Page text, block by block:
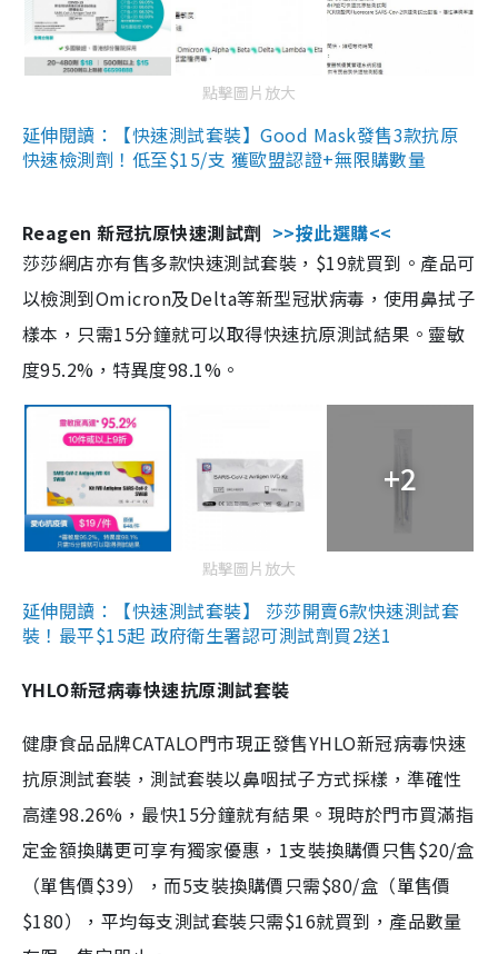
點擊圖片放大
延伸閱讀：【快速測試套裝】Good Mask發售3款抗原
快速檢測劑！低至$15/支 獲歐盟認證+無限購數量
Reagen 新冠抗原快速測試劑 >>按此選購<<
莎莎網店亦有售多款快速測試套裝，$19就買到。產品可
以檢測到Omicron及Delta等新型冠狀病毒，使用鼻拭子
樣本，只需15分鐘就可以取得快速抗原測試結果。靈敏
度95.2%，特異度98.1%。
+2
點擊圖片放大
延伸閱讀：【快速測試套裝】 莎莎開賣6款快速測試套
裝！最平$15起 政府衛生署認可測試劑買2送1
YHLO新冠病毒快速抗原測試套裝
健康食品品牌CATALO門市現正發售YHLO新冠病毒快速
抗原測試套裝，測試套裝以鼻咽拭子方式採樣，準確性
高達98.26%，最快15分鐘就有結果。現時於門市買滿指
定金額換購更可享有獨家優惠，1支裝換購價只售$20/盒
（單售價$39），而5支裝換購價只需$80/盒（單售價
$180），平均每支測試套裝只需$16就買到，產品數量